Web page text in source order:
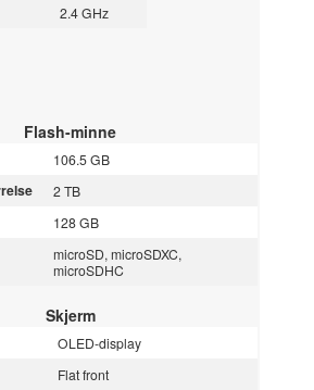
2.4 GHz
Flash-minne
106.5 GB
2 TB
128 GB
microSD, microSDXC,
microSDHC
Skjerm
OLED-display
Flat front